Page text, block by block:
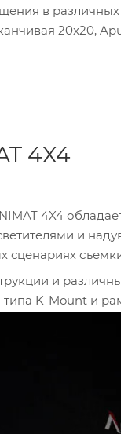
в
20x20,
4X4
4X4
и
и
K-Mount и
Это